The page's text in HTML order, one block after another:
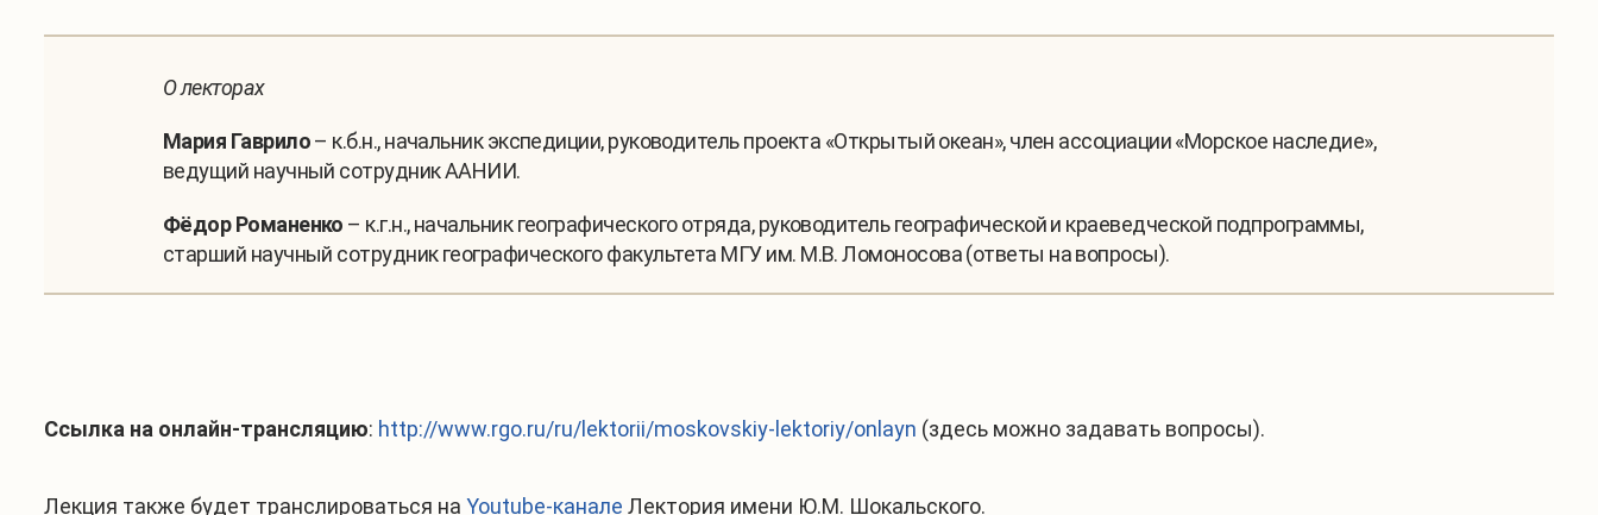
О лекторах
Мария Гаврило– к.б.н., начальник экспедиции, руководитель проекта «Открытый океан», член ассоциации «Морское наследие»,
ведущий научный сотрудник ААНИИ.
Фёдор Романенко – к.г.н., начальник географического отряда, руководитель географической и краеведческой подпрограммы,
старший научный сотрудник географического факультета МГУ им. М.В. Ломоносова (ответы на вопросы).
Ссылка на онлайн-трансляцию: http://www.rgo.ru/ru/lektorii/moskovskiy-lektoriy/onlayn (здесь можно задавать вопросы).
Лекция также будет транслироваться на Youtube-канале Лектория имени Ю.М. Шокальского.